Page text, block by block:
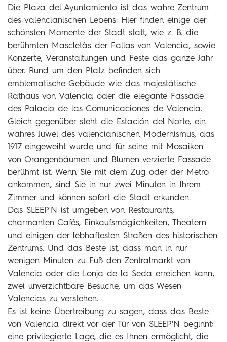
Die Plaza del Ayuntamiento ist das wahre Zentrum
des valencianischen Lebens: Hier finden einige der
schönsten Momente der Stadt statt, wie z. B. die
berühmten Mascletàs der Fallas von Valencia, sowie
Konzerte, Veranstaltungen und Feste das ganze Jahr
über. Rund um den Platz befinden sich
emblematische Gebäude wie das majestätische
Rathaus von Valencia oder die elegante Fassade
des Palacio de las Comunicaciones de Valencia.
Gleich gegenüber steht die Estación del Norte, ein
wahres Juwel des valencianischen Modernismus, das
1917 eingeweiht wurde und für seine mit Mosaiken
von Orangenbäumen und Blumen verzierte Fassade
berühmt ist. Wenn Sie mit dem Zug oder der Metro
ankommen, sind Sie in nur zwei Minuten in Ihrem
Zimmer und können sofort die Stadt erkunden.
Das SLEEP'N ist umgeben von Restaurants,
charmanten Cafés, Einkaufsmöglichkeiten, Theatern
und einigen der lebhaftesten Straßen des historischen
Zentrums. Und das Beste ist, dass man in nur
wenigen Minuten zu Fuß den Zentralmarkt von
Valencia oder die Lonja de la Seda erreichen kann,
zwei unverzichtbare Besuche, um das Wesen
Valencias zu verstehen.
Es ist keine Übertreibung zu sagen, dass das Beste
von Valencia direkt vor der Tür von SLEEP'N beginnt:
eine privilegierte Lage, die es Ihnen ermöglicht, die